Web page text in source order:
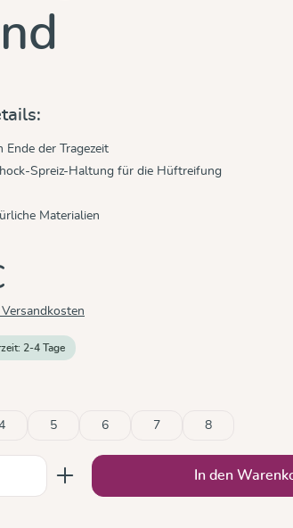
Ende der Tragezeit
Spreiz-Haltung für die Hüftreifung
Materialien
2-4 Tage
5 6 7 8
Gib den gewünschten
In den